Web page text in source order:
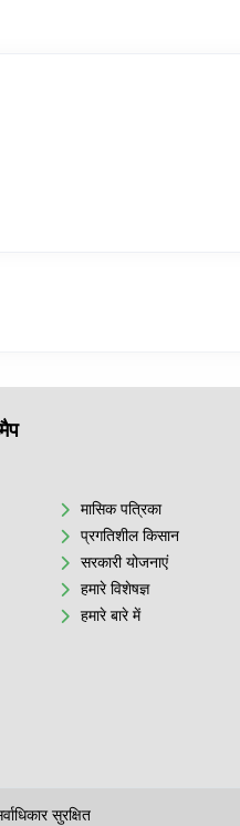
मासिक पत्रिका
प्रगतिशील किसान
सरकारी योजनाएं
हमारे विशेषज्ञ
हमारे बारे में
सुरक्षित